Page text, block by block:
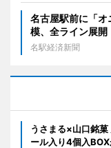
名古屋駅前に「
模、全ライン展開
名駅経済新聞
うさまる×山口銘
ール入り4個入